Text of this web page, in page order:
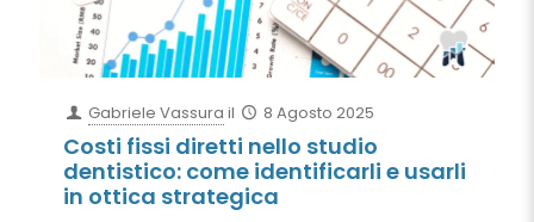
Gabriele Vassura il 8 Agosto 2025
Costi fissi diretti nello studio
dentistico: come identificarli e usarli
in ottica strategica